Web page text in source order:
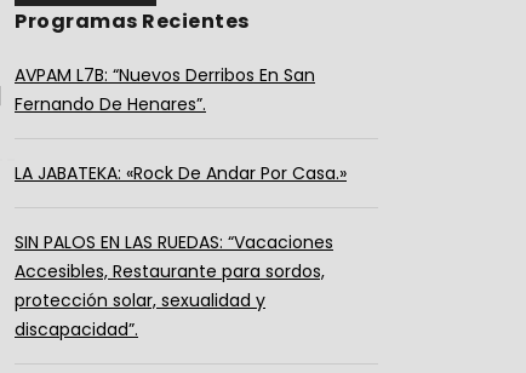
Programas Recientes
AVPAM L7B: “Nuevos Derribos En San
Fernando De Henares”.
LA JABATEKA: «Rock De Andar Por Casa.»
SIN PALOS EN LAS RUEDAS: “Vacaciones
Accesibles, Restaurante para sordos,
protección solar, sexualidad y
discapacidad”.